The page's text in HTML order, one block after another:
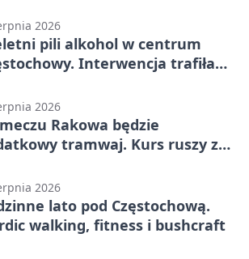
2026
pili alkohol w centrum
Interwencja trafiła
2026
Rakowa będzie
tramwaj. Kurs ruszy ze
2026
lato pod Częstochową.
walking, fitness i bushcraft